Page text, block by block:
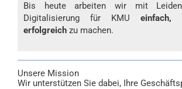
Bis heute arbeiten wir mit
Digitalisierung für KMU einfach,
erfolgreich zu machen.
Unsere Mission
Wir unterstützen Sie dabei, Ihre